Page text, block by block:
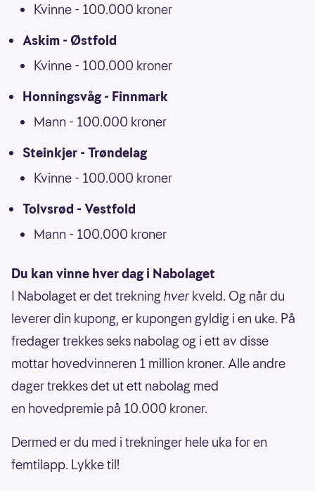
Kvinne - 100.000 kroner
Askim - Østfold
Kvinne - 100.000 kroner
Honningsvåg - Finnmark
Mann - 100.000 kroner
Steinkjer - Trøndelag
Kvinne - 100.000 kroner
Tolvsrød - Vestfold
Mann - 100.000 kroner
Du kan vinne hver dag i Nabolaget
I Nabolaget er det trekninghver kveld. Og når du
leverer din kupong, er kupongen gyldig i en uke. På
fredager trekkes seks nabolag og i ett av disse
mottar hovedvinneren 1 million kroner. Alle andre
dager trekkes det ut ett nabolag med
en hovedpremie på 10.000 kroner.
Dermed er du med i trekninger hele uka for en
femtilapp. Lykke til!